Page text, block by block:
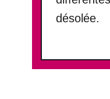
désolée.